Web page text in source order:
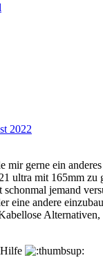
2022
mir gerne ein
ultra mit 165mm zu
schonmal jemand
eine andere
Alternativen,